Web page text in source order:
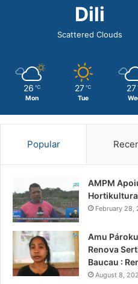
Dili
Scattered Clouds
26 ℃
Mon
27 ℃
Tue
27
Popular
AMPM
Hortikultura
February 28,
Amu
Renova
Baucau :
August 8,